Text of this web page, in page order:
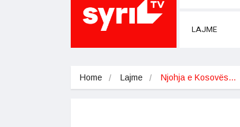
LAJME
Home Lajme Njohja e Kosovës…